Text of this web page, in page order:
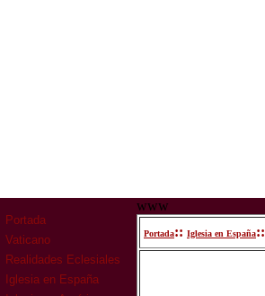
Portada
Vaticano
Realidades Eclesiales
Iglesia en España
www
Portada:: Iglesia en España::